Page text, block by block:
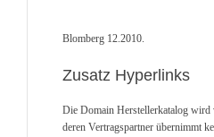
Blomberg 12.2010.
Zusatz Hyperlinks
Die Domain Herstellerkatalog wird
deren Vertragspartner übernimmt